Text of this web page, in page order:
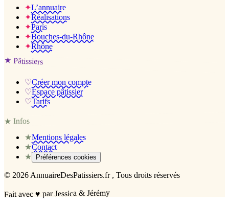
✦L’annuaire
✦Réalisations
✦Paris
✦Bouches-du-Rhône
✦Rhône
★ Pâtissiers
♡Créer mon compte
♡Espace pâtissier
♡Tarifs
★Infos
★Mentions légales
★Contact
★
Préférences cookies
© 2026 AnnuaireDesPatissiers.fr , Tous droits réservés
Fait avec♥ par Jessica & Jérémy